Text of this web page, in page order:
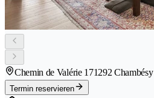
Chemin de Valérie 171292 Chambésy
Termin reservieren